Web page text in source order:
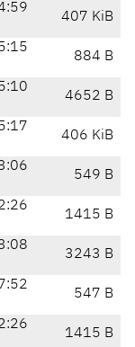
407 KiB
884 B
4652 B
406 KiB
549 B
1415 B
3243 B
547 B
1415 B